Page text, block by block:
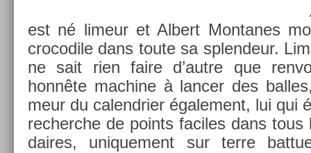
est né li­meur et Al­bert Mon­tanes
crocodile dans toute sa splen­deur.
ne sait rien faire d’autre que
honnête mac­hine à lanc­er des
meur du calendri­er égale­ment, lui qui
re­cherche de points faciles dans
daires, uni­que­ment sur terre